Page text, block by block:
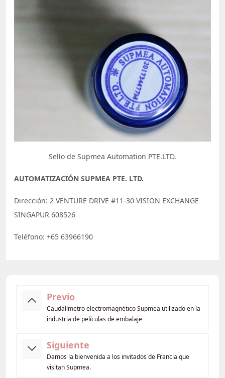
Sello de Supmea Automation PTE.LTD.
AUTOMATIZACIÓN SUPMEA PTE. LTD.
Dirección: 2 VENTURE DRIVE #11-30 VISION EXCHANGE
SINGAPUR 608526
Teléfono: +65 63966190
Previo
Caudalímetro electromagnético Supmea utilizado en la
industria de películas de embalaje
Siguiente
Damos la bienvenida a los invitados de Francia que
visitan Supmea.